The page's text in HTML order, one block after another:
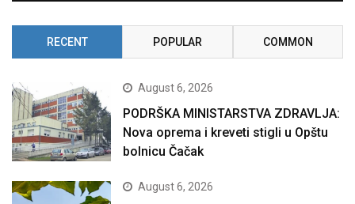
RECENT POPULAR COMMON
August 6, 2026
PODRŠKA MINISTARSTVA ZDRAVLJA:
Nova oprema i kreveti stigli u Opštu
bolnicu Čačak
August 6, 2026